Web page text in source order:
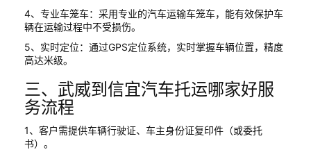
4、专业车笼车：采用专业的汽车运输车笼车，能有效保护车
辆在运输过程中不受损伤。
5、实时定位：通过GPS定位系统，实时掌握车辆位置，精度
高达米级。
三、武威到信宜汽车托运哪家好服
务流程
1、客户需提供车辆行驶证、车主身份证复印件（或委托
书）。